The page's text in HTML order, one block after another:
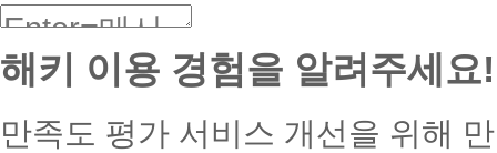
해키 이용 경험을 알려주세요!
만족도 평가 서비스 개선을 위해